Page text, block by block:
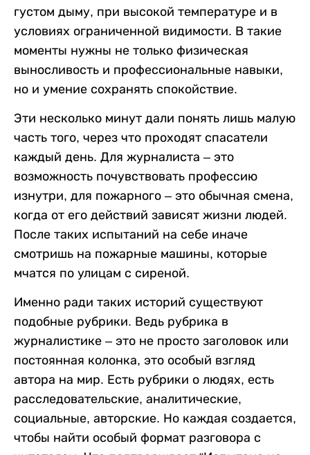
густом дыму, при высокой температуре и в
условиях ограниченной видимости. В такие
моменты нужны не только физическая
выносливость и профессиональные навыки,
но и умение сохранять спокойствие.
Эти несколько минут дали понять лишь малую
часть того, через что проходят спасатели
каждый день. Для журналиста – это
возможность почувствовать профессию
изнутри, для пожарного – это обычная смена,
когда от его действий зависят жизни людей.
После таких испытаний на себе иначе
смотришь на пожарные машины, которые
мчатся по улицам с сиреной.
Именно ради таких историй существуют
подобные рубрики. Ведь рубрика в
журналистике – это не просто заголовок или
постоянная колонка, это особый взгляд
автора на мир. Есть рубрики о людях, есть
расследовательские, аналитические,
социальные, авторские. Но каждая создается,
чтобы найти особый формат разговора с